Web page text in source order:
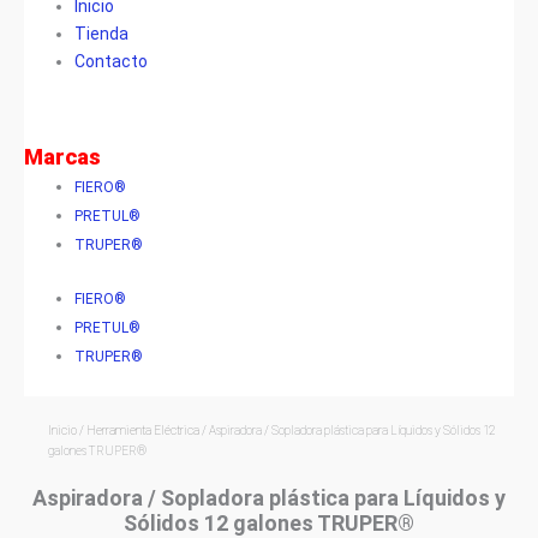
Inicio
Tienda
Contacto
Marcas
FIERO®
PRETUL®
TRUPER®
FIERO®
PRETUL®
TRUPER®
Inicio / Herramienta Eléctrica / Aspiradora / Sopladora plástica para Líquidos y Sólidos 12
galones TRUPER®
Aspiradora / Sopladora plástica para Líquidos y
Sólidos 12 galones TRUPER®